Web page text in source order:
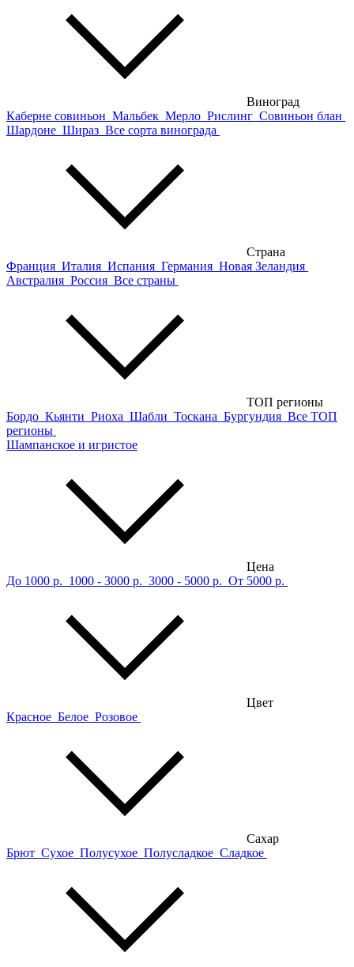
Виноград
Каберне совиньон Мальбек Мерло Рислинг Совиньон блан
Шардоне Шираз Все сорта винограда
Страна
Франция Италия Испания Германия Новая Зеландия
Австралия Россия Все страны
ТОП регионы
Бордо Кьянти Риоха Шабли Тоскана Бургундия Все ТОП
регионы
Шампанское и игристое
Цена
До 1000 р. 1000 - 3000 р. 3000 - 5000 р. От 5000 р.
Цвет
Красное Белое Розовое
Сахар
Брют Сухое Полусухое Полусладкое Сладкое